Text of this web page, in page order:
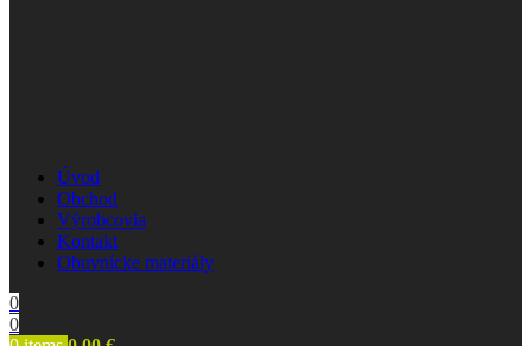
Úvod
Obchod
Výrobcovia
Kontakt
Obuvnícke materiály
0
0